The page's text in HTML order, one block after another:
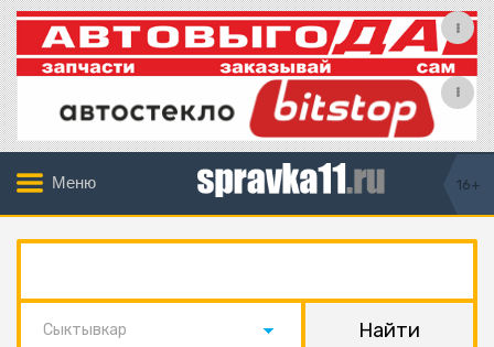
Меню 16+
Сыктывкар